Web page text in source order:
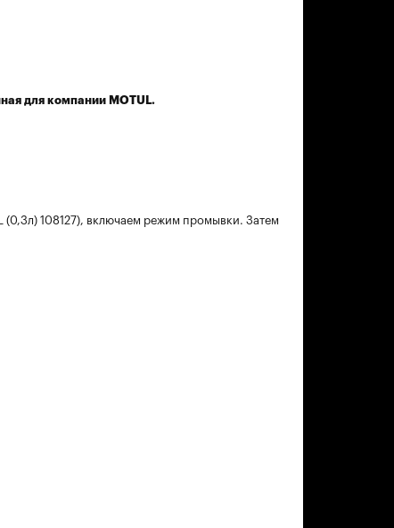
для компании MOTUL.
108127), включаем режим промывки. Затем